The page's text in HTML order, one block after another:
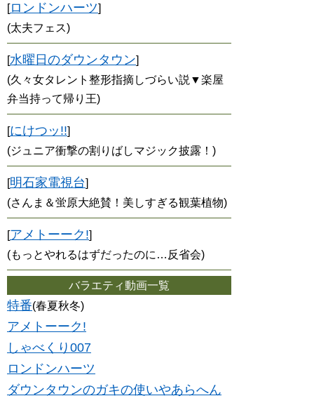
[ロンドンハーツ]
(太夫フェス)
[水曜日のダウンタウン]
(久々女タレント整形指摘しづらい説▼楽屋
弁当持って帰り王)
[にけつッ!!]
(ジュニア衝撃の割りばしマジック披露！)
[明石家電視台]
(さんま＆蛍原大絶賛！美しすぎる観葉植物)
[アメトーーク!]
(もっとやれるはずだったのに…反省会)
バラエティ動画一覧
特番(春夏秋冬)
アメトーーク!
しゃべくり007
ロンドンハーツ
ダウンタウンのガキの使いやあらへん